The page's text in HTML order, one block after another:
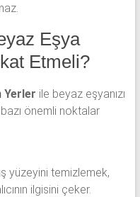
Eşya
Etmeli?
Yerler ile beyaz eşyanızı
önemli noktalar
yüzeyini temizlemek,
ilgisini çeker.